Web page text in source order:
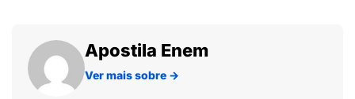
Apostila Enem
Ver mais sobre →